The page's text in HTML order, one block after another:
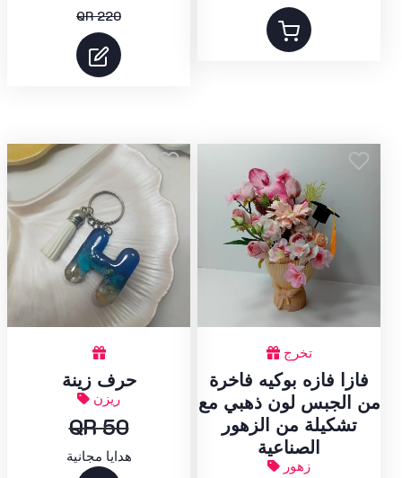
QR 220
حرف زينة
ريزن
QR 50
هدايا مجانية
تخرج
فازا فازه بوكيه فاخرة
من الجبس لون ذهبي مع
تشكيلة من الزهور
الصناعية
زهور